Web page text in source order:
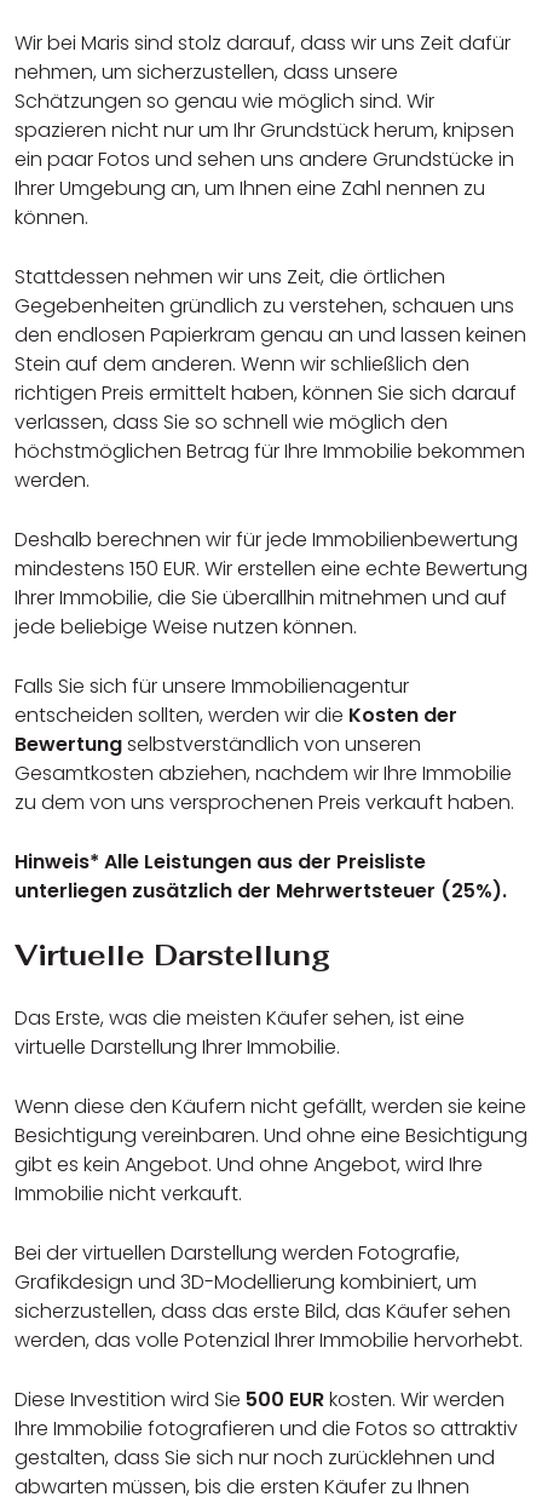
Wir bei Maris sind stolz darauf, dass wir uns Zeit dafür
nehmen, um sicherzustellen, dass unsere
Schätzungen so genau wie möglich sind. Wir
spazieren nicht nur um Ihr Grundstück herum, knipsen
ein paar Fotos und sehen uns andere Grundstücke in
Ihrer Umgebung an, um Ihnen eine Zahl nennen zu
können.
Stattdessen nehmen wir uns Zeit, die örtlichen
Gegebenheiten gründlich zu verstehen, schauen uns
den endlosen Papierkram genau an und lassen keinen
Stein auf dem anderen. Wenn wir schließlich den
richtigen Preis ermittelt haben, können Sie sich darauf
verlassen, dass Sie so schnell wie möglich den
höchstmöglichen Betrag für Ihre Immobilie bekommen
werden.
Deshalb berechnen wir für jede Immobilienbewertung
mindestens 150 EUR. Wir erstellen eine echte Bewertung
Ihrer Immobilie, die Sie überallhin mitnehmen und auf
jede beliebige Weise nutzen können.
Falls Sie sich für unsere Immobilienagentur
entscheiden sollten, werden wir die Kosten der
Bewertungselbstverständlich von unseren
Gesamtkosten abziehen, nachdem wir Ihre Immobilie
zu dem von uns versprochenen Preis verkauft haben.
Hinweis* Alle Leistungen aus der Preisliste
unterliegen zusätzlich der Mehrwertsteuer (25%).
Virtuelle Darstellung
Das Erste, was die meisten Käufer sehen, ist eine
virtuelle Darstellung Ihrer Immobilie.
Wenn diese den Käufern nicht gefällt, werden sie keine
Besichtigung vereinbaren. Und ohne eine Besichtigung
gibt es kein Angebot. Und ohne Angebot, wird Ihre
Immobilie nicht verkauft.
Bei der virtuellen Darstellung werden Fotografie,
Grafikdesign und 3D-Modellierung kombiniert, um
sicherzustellen, dass das erste Bild, das Käufer sehen
werden, das volle Potenzial Ihrer Immobilie hervorhebt.
Diese Investition wird Sie 500 EURkosten. Wir werden
Ihre Immobilie fotografieren und die Fotos so attraktiv
gestalten, dass Sie sich nur noch zurücklehnen und
abwarten müssen, bis die ersten Käufer zu Ihnen